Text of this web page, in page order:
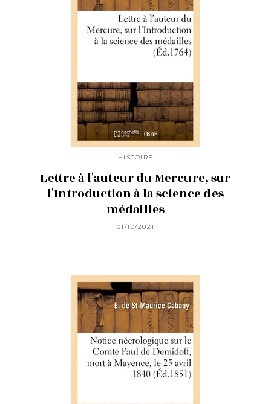
HISTOIRE
Lettre à l'auteur du Mercure, sur
l'Introduction à la science des
médailles
01/10/2021